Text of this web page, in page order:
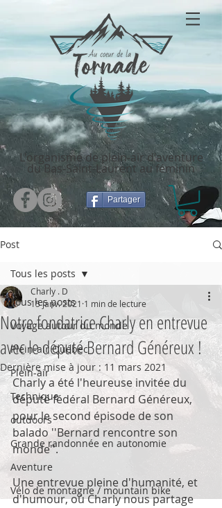
L'organisme de plein-air d'aventure
du Bas-Saint-Laurent au féminin
Partager
Post
Tous les posts
Voyage autour du monde
Plein-air Québec
Plein-air
Technique
outdoors
Grande randonnée en autonomie
Aventure
Vélo de montagne / mountain bike
Tous les posts
Notre fondatrice Charly en entrevue
avec le député Bernard Généreux !
Charly . D
15 janv. 2021 1 min de lecture
Dernière mise à jour : 11 mars 2021
Charly a été l'heureuse invitée du
député fédéral Bernard Généreux,
pour le second épisode de son
balado ''Bernard rencontre son
monde''.
Une entrevue pleine d'humanité, et
d'humour, où Charly nous partage